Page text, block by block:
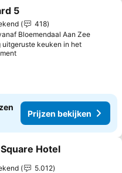
aan favorieten
5
418
Bloemendaal Aan Zee
uitgeruste keuken in het
Prijzen bekijken
aan favorieten
Hotel
5.012